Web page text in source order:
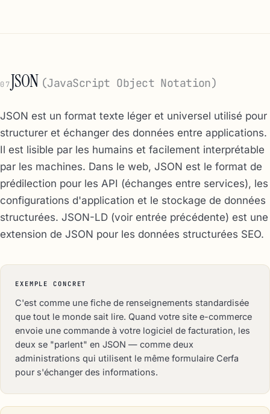
07JSON (JavaScript Object Notation)
JSON est un format texte léger et universel utilisé pour
structurer et échanger des données entre applications.
Il est lisible par les humains et facilement interprétable
par les machines. Dans le web, JSON est le format de
prédilection pour les API (échanges entre services), les
configurations d'application et le stockage de données
structurées. JSON-LD (voir entrée précédente) est une
extension de JSON pour les données structurées SEO.
EXEMPLE CONCRET
C'est comme une fiche de renseignements standardisée
que tout le monde sait lire. Quand votre site e-commerce
envoie une commande à votre logiciel de facturation, les
deux se "parlent" en JSON — comme deux
administrations qui utilisent le même formulaire Cerfa
pour s'échanger des informations.